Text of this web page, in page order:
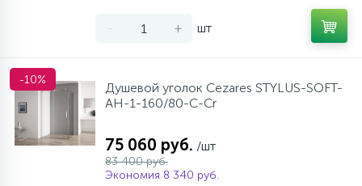
- + шт
-10%
Душевой уголок Cezares STYLUS-SOFT-
AH-1-160/80-C-Cr
75 060 руб. /шт
83 400 руб.
Экономия 8 340 руб.